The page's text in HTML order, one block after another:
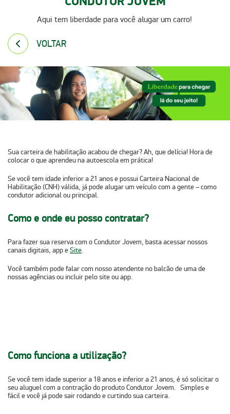
Aqui tem liberdade para você alugar um carro!
VOLTAR
Sua carteira de habilitação acabou de chegar? Ah, que delícia! Hora de
colocar o que aprendeu na autoescola em prática!
Se você tem idade inferior a 21 anos e possui Carteira Nacional de
Habilitação (CNH) válida, já pode alugar um veículo com a gente – como
condutor adicional ou principal.
Como e onde eu posso contratar?
Para fazer sua reserva com o Condutor Jovem, basta acessar nossos
canais digitais, app eSite.
Você também pode falar com nosso atendente no balcão de uma de
nossas agências ou incluir pelo site ou app.
Como funciona a utilização?
Se você tem idade superior a 18 anos e inferior a 21 anos, é só solicitar o
seu aluguel com a contração do produtoCondutor Jovem. Simples e
fácil e você já pode sair rodando e curtindo sua carteira.